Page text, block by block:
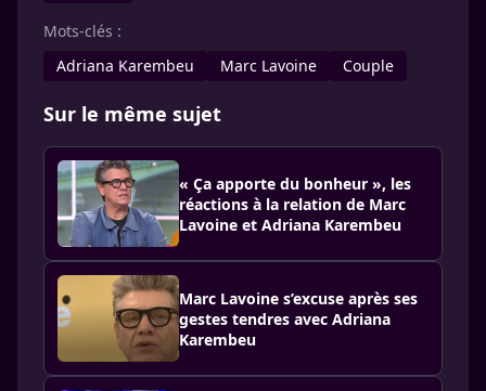
Mots-clés :
Adriana Karembeu
Marc Lavoine Couple
Sur le même sujet
« Ça apporte du bonheur », les
réactions à la relation de Marc
Lavoine et Adriana Karembeu
Marc Lavoine s’excuse après ses
gestes tendres avec Adriana
Karembeu